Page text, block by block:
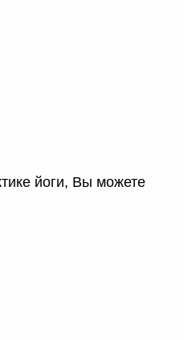
йоги, Вы можете